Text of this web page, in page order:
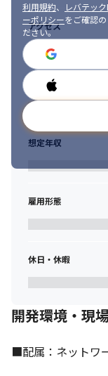
利用規約、 レバテッ
ーポリシーをご確認
ださい。
アクセス
勤務時間
想定年収
雇用形態
休日・休暇
開発環境・現
■配属：ネットワ